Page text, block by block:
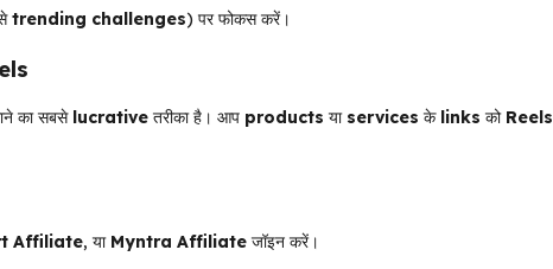
trending challenges) पर फोकस करें।
का सबसे lucrative तरीका है। आप products या services के links को Reels
Affiliate, या Myntra Affiliate जॉइन करें।